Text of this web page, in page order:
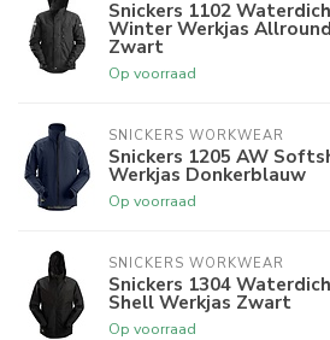
Snickers 1102
Winter Werkjas
Zwart
Op voorraad
SNICKERS WORKWEAR
Snickers 1205 AW
Werkjas Donkerblauw
Op voorraad
SNICKERS WORKWEAR
Snickers 1304
Shell Werkjas Zwart
Op voorraad